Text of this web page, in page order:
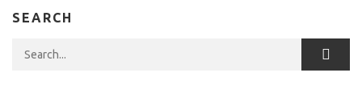
SEARCH
Search for: